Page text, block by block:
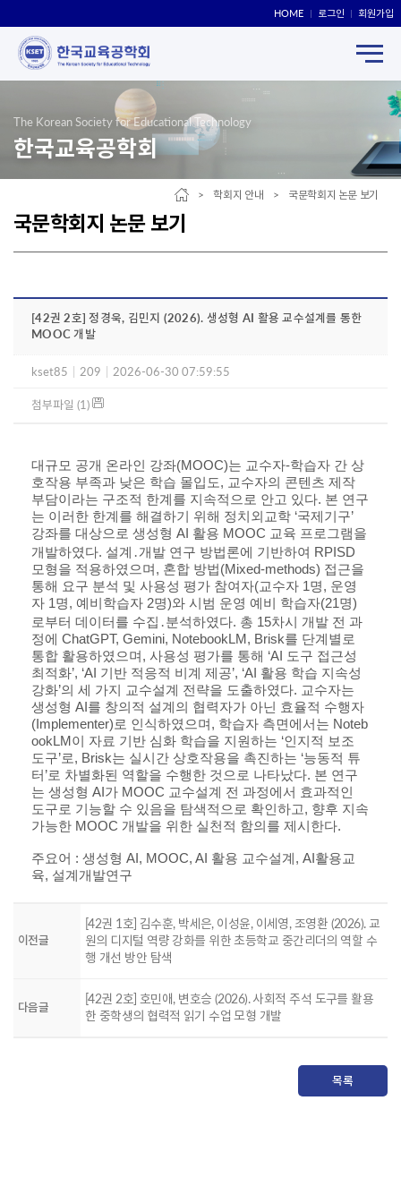
HOME 로그인 회원가입
The Korean Society for Educational Technology
한국교육공학회
국문학회지 논문 보기
> 학회지 안내 > 국문학회지 논문 보기
[42권 2호] 정경욱, 김민지 (2026). 생성형 AI 활용 교수설계를 통한
MOOC 개발
kset85 209 2026-06-30 07:59:55
첨부파일 (1)
대규모 공개 온라인 강좌(MOOC)는 교수자-학습자 간 상
호작용 부족과 낮은 학습 몰입도, 교수자의 콘텐츠 제작
부담이라는 구조적 한계를 지속적으로 안고 있다. 본 연구
는 이러한 한계를 해결하기 위해 정치외교학 ‘국제기구’
강좌를 대상으로 생성형 AI 활용 MOOC 교육 프로그램을
개발하였다. 설계․개발 연구 방법론에 기반하여 RPISD
모형을 적용하였으며, 혼합 방법(Mixed-methods) 접근을
통해 요구 분석 및 사용성 평가 참여자(교수자 1명, 운영
자 1명, 예비학습자 2명)와 시범 운영 예비 학습자(21명)
로부터 데이터를 수집․분석하였다. 총 15차시 개발 전 과
정에 ChatGPT, Gemini, NotebookLM, Brisk를 단계별로
통합 활용하였으며, 사용성 평가를 통해 ‘AI 도구 접근성
최적화’, ‘AI 기반 적응적 비계 제공’, ‘AI 활용 학습 지속성
강화’의 세 가지 교수설계 전략을 도출하였다. 교수자는
생성형 AI를 창의적 설계의 협력자가 아닌 효율적 수행자
(Implementer)로 인식하였으며, 학습자 측면에서는 Noteb
ookLM이 자료 기반 심화 학습을 지원하는 ‘인지적 보조
도구’로, Brisk는 실시간 상호작용을 촉진하는 ‘능동적 튜
터’로 차별화된 역할을 수행한 것으로 나타났다. 본 연구
는 생성형 AI가 MOOC 교수설계 전 과정에서 효과적인
도구로 기능할 수 있음을 탐색적으로 확인하고, 향후 지속
가능한 MOOC 개발을 위한 실천적 함의를 제시한다.
주요어 : 생성형 AI, MOOC, AI 활용 교수설계, AI활용교
육, 설계개발연구
이전글
[42권 1호] 김수훈, 박세은, 이성윤, 이세영, 조영환 (2026). 교
원의 디지털 역량 강화를 위한 초등학교 중간리더의 역할 수
행 개선 방안 탐색
다음글
[42권 2호] 호민애, 변호승 (2026). 사회적 주석 도구를 활용
한 중학생의 협력적 읽기 수업 모형 개발
목록